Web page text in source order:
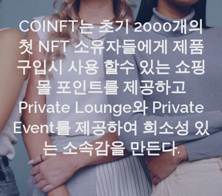
COINFT는 초기 2000개의
첫 NFT 소유자들에게 제품
구입시 사용 할수 있는 쇼핑
몰 포인트를 제공하고
Private Lounge와 Private
Event를 제공하여 희소성 있
는 소속감을 만든다.